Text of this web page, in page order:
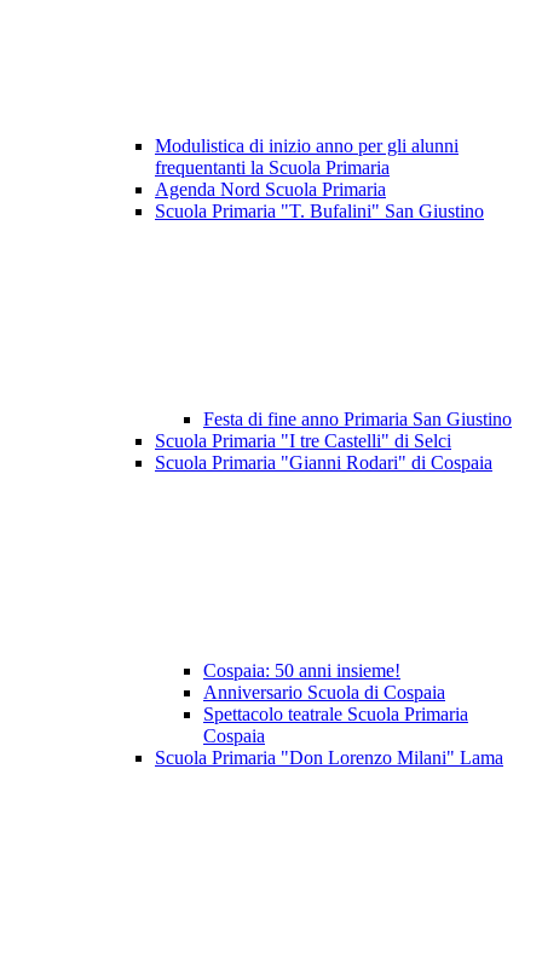
Modulistica di inizio anno per gli alunni
frequentanti la Scuola Primaria
Agenda Nord Scuola Primaria
Scuola Primaria "T. Bufalini" San Giustino
Festa di fine anno Primaria San Giustino
Scuola Primaria "I tre Castelli" di Selci
Scuola Primaria "Gianni Rodari" di Cospaia
Cospaia: 50 anni insieme!
Anniversario Scuola di Cospaia
Spettacolo teatrale Scuola Primaria
Cospaia
Scuola Primaria "Don Lorenzo Milani" Lama